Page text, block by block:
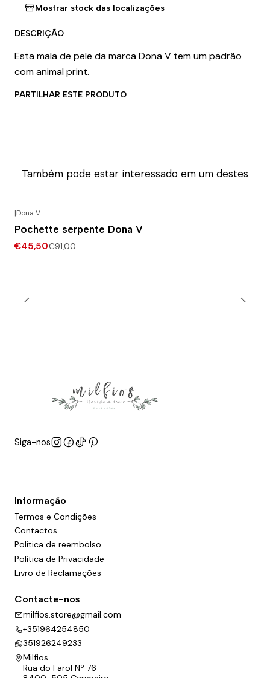
Mostrar stock das localizações
DESCRIÇÃO
Esta mala de pele da marca Dona V tem um padrão
com animal print.
PARTILHAR ESTE PRODUTO
Também pode estar interessado em um destes
|Dona V
Pochette serpente Dona V
€45,50€91,00
Siga-nos
Informação
Termos e Condições
Contactos
Politica de reembolso
Política de Privacidade
Livro de Reclamações
Contacte-nos
milfios.store@gmail.com
+351964254850
351926249233
Milfios
Rua do Farol Nº 76